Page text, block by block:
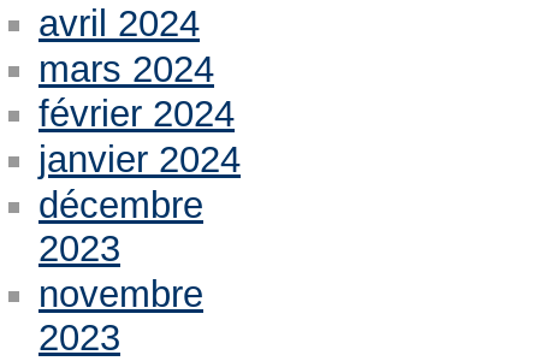
avril 2024
mars 2024
février 2024
janvier 2024
décembre
2023
novembre
2023